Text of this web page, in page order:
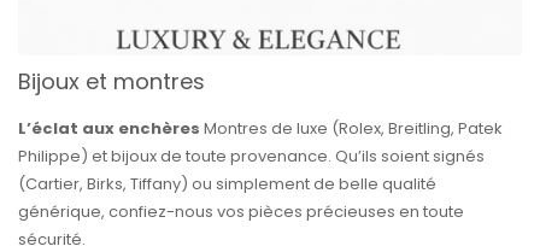
Bijoux et montres
L’éclat aux enchères Montres de luxe (Rolex, Breitling, Patek
Philippe) et bijoux de toute provenance. Qu’ils soient signés
(Cartier, Birks, Tiffany) ou simplement de belle qualité
générique, confiez-nous vos pièces précieuses en toute
sécurité.